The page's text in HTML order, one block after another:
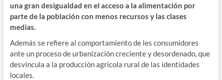
una gran desigualdad en el acceso a la alimentación por
parte de la población con menos recursos y las clases
medias.
Además se refiere al comportamiento de les consumidores
ante un proceso de urbanización creciente y desordenado, que
desvincula a la producción agrícola rural de las identidades
locales.